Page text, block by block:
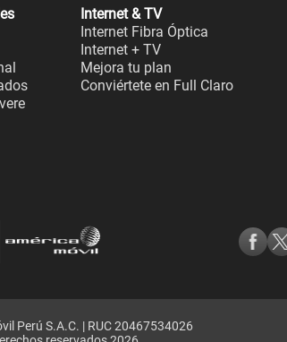
Internet & TV
Internet Fibra Óptica
Internet + TV
Mejora tu plan
Conviértete en Full Claro
Perú S.A.C. | RUC 20467534026